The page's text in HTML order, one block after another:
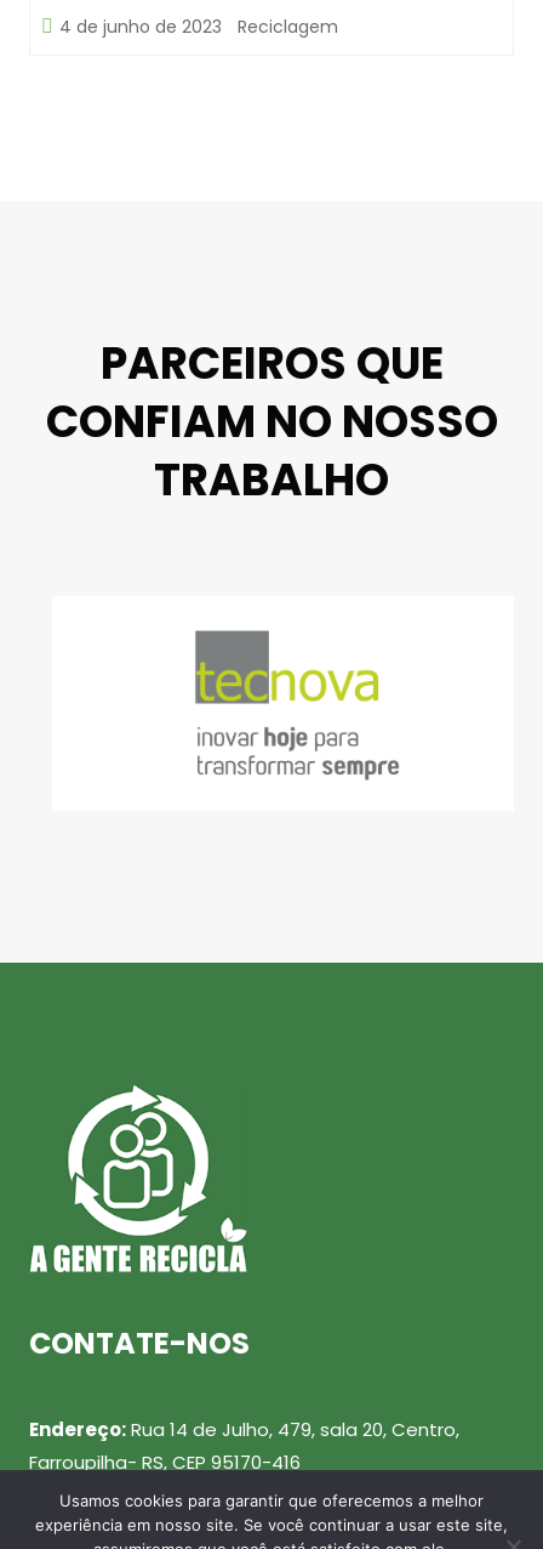
4 de junho de 2023 Reciclagem
PARCEIROS QUE
CONFIAM NO NOSSO
TRABALHO
CONTATE-NOS
Endereço:Rua 14 de Julho, 479, sala 20, Centro,
Farroupilha- RS, CEP 95170-416
Telefone: (54) 99943-0461
Usamos cookies para garantir que oferecemos a melhor
experiência em nosso site. Se você continuar a usar este site,